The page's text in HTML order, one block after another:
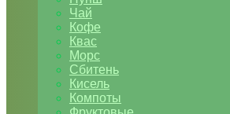
Чай
Кофе
Квас
Морс
Сбитень
Кисель
Компоты